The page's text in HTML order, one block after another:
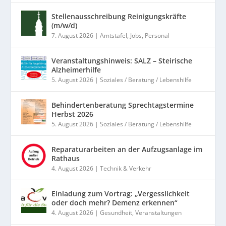
Stellenausschreibung Reinigungskräfte
(m/w/d)
7. August 2026 |Amtstafel, Jobs, Personal
Veranstaltungshinweis: SALZ – Steirische
Alzheimerhilfe
5. August 2026 |Soziales / Beratung / Lebenshilfe
Behindertenberatung Sprechtagstermine
Herbst 2026
5. August 2026 |Soziales / Beratung / Lebenshilfe
Reparaturarbeiten an der Aufzugsanlage im
Rathaus
4. August 2026 |Technik & Verkehr
Einladung zum Vortrag: „Vergesslichkeit
oder doch mehr? Demenz erkennen“
4. August 2026 |Gesundheit,Veranstaltungen